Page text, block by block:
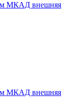
МКАД внешняя
МКАД внешняя